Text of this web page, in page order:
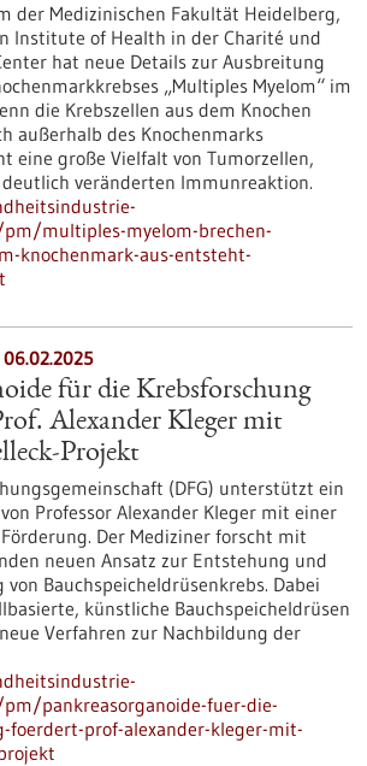
der Medizinischen Fakultät Heidelberg,
Institute of Health in der Charité und
hat neue Details zur Ausbreitung
„Multiples Myelom“ im
die Krebszellen aus dem Knochen
außerhalb des Knochenmarks
eine große Vielfalt von Tumorzellen,
veränderten Immunreaktion.
multiples-myelom-brechen-
knochenmark-aus-entsteht-
für die Krebsforschung
Alexander Kleger mit
Projekt
(DFG) unterstützt ein
Professor Alexander Kleger mit einer
Der Mediziner forscht mit
neuen Ansatz zur Entstehung und
Bauchspeicheldrüsenkrebs. Dabei
künstliche Bauchspeicheldrüsen
Verfahren zur Nachbildung der
pankreasorganoide-fuer-die-
foerdert-prof-alexander-kleger-mit-